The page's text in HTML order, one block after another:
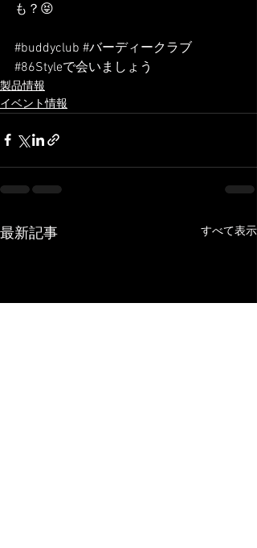
も？😝
#buddyclub #バーディークラブ
#86Styleで会いましょう
製品情報
イベント情報
最新記事 すべて表示